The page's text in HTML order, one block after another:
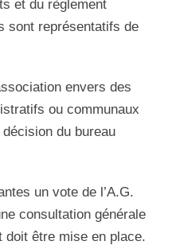
et du règlement
sont représentatifs de
envers des
ou communaux
du bureau
un vote de l’A.G.
consultation générale
doit être mise en place.